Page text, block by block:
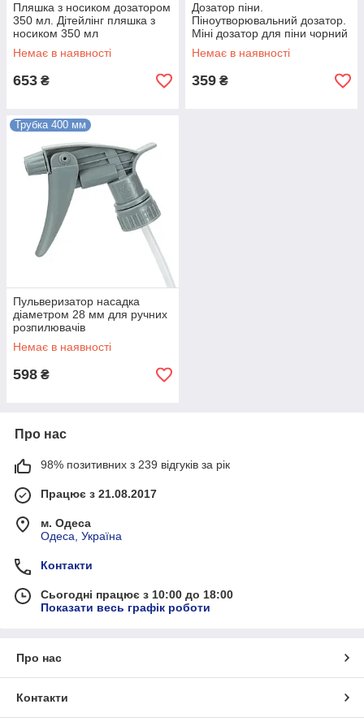
Пляшка з носиком дозатором
350 мл. Дітейлінг пляшка з
носиком 350 мл
Немає в наявності
653 ₴
Дозатор піни.
Піноутворювальний дозатор.
Міні дозатор для піни чорний
Немає в наявності
359 ₴
Трубка 400 мм
Пульверизатор насадка
діаметром 28 мм для ручних
розпилювачів
Немає в наявності
598 ₴
Про нас
98% позитивних з 239 відгуків за рік
Працює з 21.08.2017
м. Одеса
Одеса, Україна
Контакти
Сьогодні працює з 10:00 до 18:00
Показати весь графік роботи
Про нас
Контакти